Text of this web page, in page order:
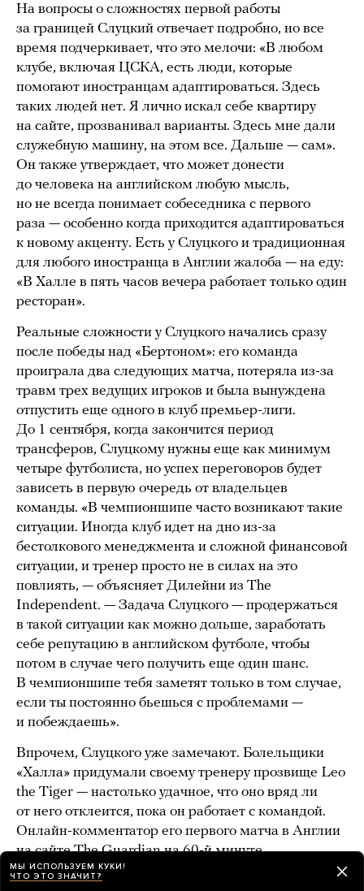
На вопросы о сложностях первой работы
за границей Слуцкий отвечает подробно, но все
время подчеркивает, что это мелочи: «В любом
клубе, включая ЦСКА, есть люди, которые
помогают иностранцам адаптироваться. Здесь
таких людей нет. Я лично искал себе квартиру
на сайте, прозванивал варианты. Здесь мне дали
служебную машину, на этом все. Дальше — сам».
Он также утверждает, что может донести
до человека на английском любую мысль,
но не всегда понимает собеседника с первого
раза — особенно когда приходится адаптироваться
к новому акценту. Есть у Слуцкого и традиционная
для любого иностранца в Англии жалоба — на еду:
«В Халле в пять часов вечера работает только один
ресторан».
Реальные сложности у Слуцкого начались сразу
после победы над «Бертоном»: его команда
проиграла два следующих матча, потеряла из-за
травм трех ведущих игроков и была вынуждена
отпустить еще одного в клуб премьер-лиги.
До 1 сентября, когда закончится период
трансферов, Слуцкому нужны еще как минимум
четыре футболиста, но успех переговоров будет
зависеть в первую очередь от владельцев
команды. «В чемпионшипе часто возникают такие
ситуации. Иногда клуб идет на дно из-за
бестолкового менеджмента и сложной финансовой
ситуации, и тренер просто не в силах на это
повлиять, — объясняет Дилейни из The
Independent. — Задача Слуцкого — продержаться
в такой ситуации как можно дольше, заработать
себе репутацию в английском футболе, чтобы
потом в случае чего получить еще один шанс.
В чемпионшипе тебя заметят только в том случае,
если ты постоянно бьешься с проблемами —
и побеждаешь».
Впрочем, Слуцкого уже замечают. Болельщики
«Халла» придумали своему тренеру прозвище Leo
the Tiger — настолько удачное, что оно вряд ли
от него отклеится, пока он работает с командой.
Онлайн-комментатор его первого матча в Англии
на сайте The Guardian на 60-й минуте
переключилсяна русский язык с помощью Google
МЫ ИСПОЛЬЗУЕМ КУКИ!
ЧТО ЭТО ЗНАЧИТ?